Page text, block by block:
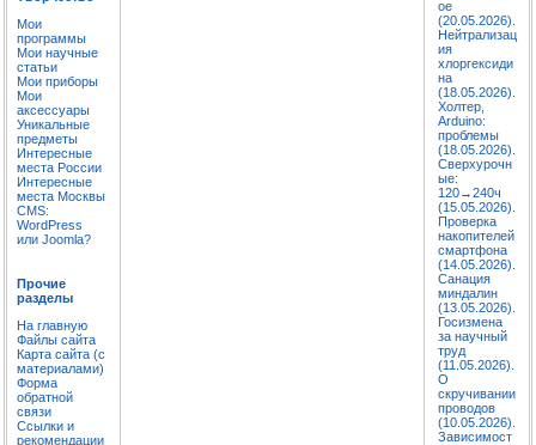
Мои
программы
Мои научные
статьи
Мои приборы
Мои
аксессуары
Уникальные
предметы
Интересные
места России
Интересные
места Москвы
CMS:
WordPress
или Joomla?
Прочие
разделы
На главную
Файлы сайта
Карта сайта (с
материалами)
Форма
обратной
связи
Ссылки и
рекомендации
ое
(20.05.2026).
Нейтрализац
ия
хлоргексиди
на
(18.05.2026).
Холтер,
Arduino:
проблемы
(18.05.2026).
Сверхурочн
ые:
120→240ч
(15.05.2026).
Проверка
накопителей
смартфона
(14.05.2026).
Санация
миндалин
(13.05.2026).
Госизмена
за научный
труд
(11.05.2026).
О
скручивании
проводов
(10.05.2026).
Зависимост